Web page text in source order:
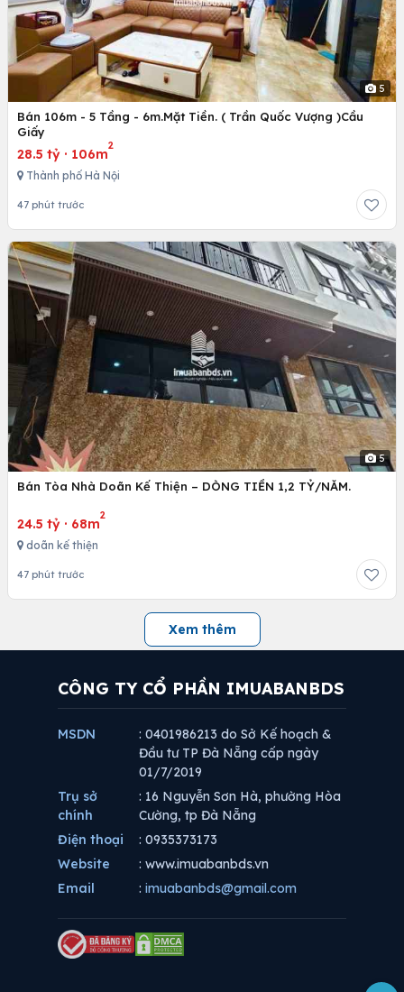
5
Bán 106m - 5 Tầng - 6m.Mặt Tiền. ( Trần Quốc Vượng )Cầu
Giấy
28.5 tỷ · 106m
2
Thành phố Hà Nội
47 phút trước
5
Bán Tòa Nhà Doãn Kế Thiện – DÒNG TIỀN 1,2 TỶ/NĂM.
24.5 tỷ · 68m
2
doãn kế thiện
47 phút trước
Xem thêm
CÔNG TY CỔ PHẦN IMUABANBDS
MSDN
: 0401986213 do Sở Kế hoạch &
Đầu tư TP Đà Nẵng cấp ngày
01/7/2019
Trụ sở
chính
: 16 Nguyễn Sơn Hà, phường Hòa
Cường, tp Đà Nẵng
Điện thoại
: 0935373173
Website
: www.imuabanbds.vn
Email
: imuabanbds@gmail.com